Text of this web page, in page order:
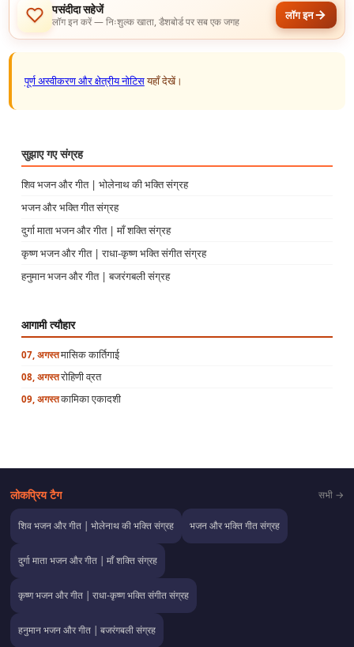
पसंदीदा सहेजें
लॉग इन करें — निःशुल्क खाता, डैशबोर्ड पर सब एक जगह लॉग इन
पूर्ण अस्वीकरण और क्षेत्रीय नोटिसयहाँ देखें।
सुझाए गए संग्रह
शिव भजन और गीत | भोलेनाथ की भक्ति संग्रह
भजन और भक्ति गीत संग्रह
दुर्गा माता भजन और गीत | माँ शक्ति संग्रह
कृष्ण भजन और गीत | राधा-कृष्ण भक्ति संगीत संग्रह
हनुमान भजन और गीत | बजरंगबली संग्रह
आगामी त्यौहार
07, अगस्तमासिक कार्तिगाई
08, अगस्तरोहिणी व्रत
09, अगस्तकामिका एकादशी
लोकप्रिय टैग सभी →
शिव भजन और गीत | भोलेनाथ की भक्ति संग्रह भजन और भक्ति गीत संग्रह
दुर्गा माता भजन और गीत | माँ शक्ति संग्रह
कृष्ण भजन और गीत | राधा-कृष्ण भक्ति संगीत संग्रह
हनुमान भजन और गीत | बजरंगबली संग्रह